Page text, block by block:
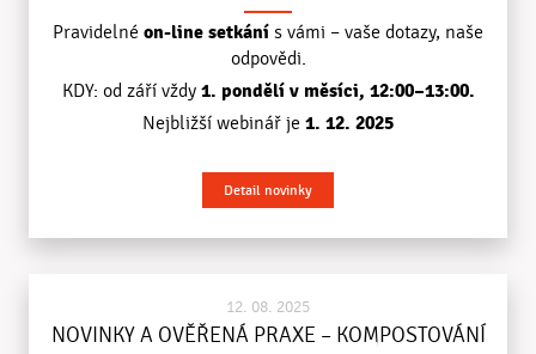
Pravidelné on-line setkání s vámi – vaše dotazy, naše
odpovědi.
KDY: od září vždy 1. pondělí v měsíci, 12:00–13:00.
Nejbližší webinář je 1. 12. 2025
Detail novinky
12. 08. 2025
NOVINKY A OVĚŘENÁ PRAXE – KOMPOSTOVÁNÍ